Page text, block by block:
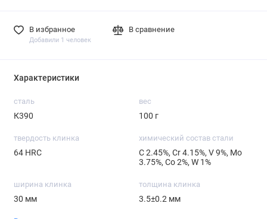
В избранное
Добавили 1 человек
В сравнение
Характеристики
сталь
К390
вес
100 г
твердость клинка
64 HRC
химический состав стали
С 2.45%, Cr 4.15%, V 9%, Mo
3.75%, Со 2%, W 1%
ширина клинка
30 мм
толщина клинка
3.5±0.2 мм